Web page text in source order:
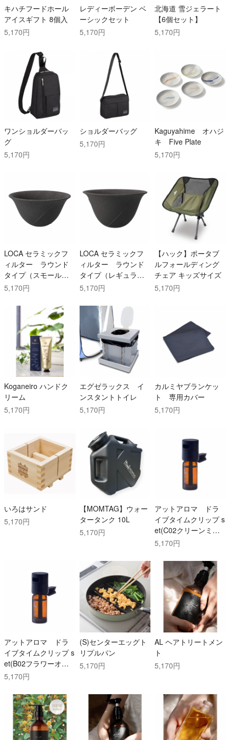
キハチフードホール
アイスギフト 8個入
5,170円
レディーボーデン ベ
ーシックセット
5,170円
北海道 雪ジェラート
【6個セット】
5,170円
ワンショルダーバッ
グ
5,170円
ショルダーバッグ
5,170円
Kaguyahime オハジ
キ Five Plate
5,170円
LOCA セラミックフ
ィルター ラウンド
タイプ（スモール）
スタンドセット 1~2
5,170円
LOCA セラミックフ
ィルター ラウンド
タイプ（レギュラ
ー） 2~3杯用
5,170円
【ハック】ポータブ
ルフォールディング
チェア キッズサイズ
5,170円
Koganeiro ハンドク
リーム
5,170円
エグゼラックス イ
ンスタントトイレ
5,170円
カルミヤブランケッ
ト 専用カバー
5,170円
いろはサンド
5,170円
【MOMTAG】ウォー
タータンク 10L
5,170円
アットアロマ ドラ
イブタイムクリップ s
et(C02クリーンミン
ト）
5,170円
アットアロマ ドラ
イブタイムクリップ s
et(B02フラワーオレ
ンジ）
5,170円
(S)センターエッグト
リプルパン
5,170円
AL ヘアトリートメン
ト
5,170円